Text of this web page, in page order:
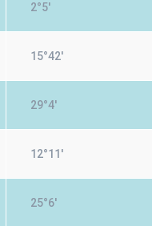
2°5'
15°42'
29°4'
12°11'
25°6'